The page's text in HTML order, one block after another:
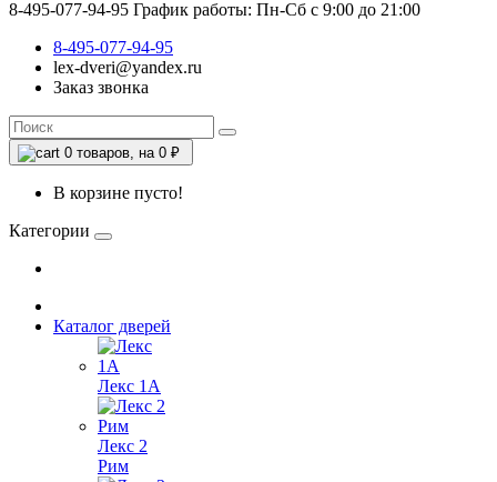
8-495-077-94-95 График работы: Пн-Сб с 9:00 до 21:00
8-495-077-94-95
lex-dveri@yandex.ru
Заказ звонка
0 товаров, на 0 ₽
В корзине пусто!
Категории
Каталог дверей
Лекс 1А
Лекс 2
Рим